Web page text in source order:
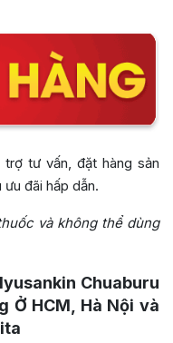
tư vấn, đặt hàng sản
đãi hấp dẫn.
và không thể dùng
Chuaburu
Ở HCM, Hà Nội và